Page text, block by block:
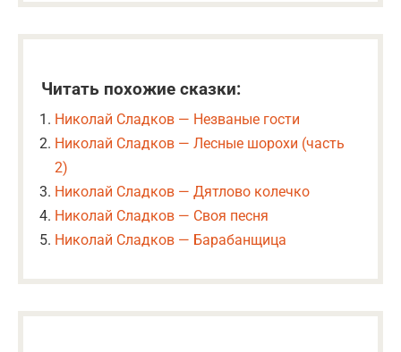
Читать похожие сказки:
Николай Сладков — Незваные гости
Николай Сладков — Лесные шорохи (часть
2)
Николай Сладков — Дятлово колечко
Николай Сладков — Своя песня
Николай Сладков — Барабанщица